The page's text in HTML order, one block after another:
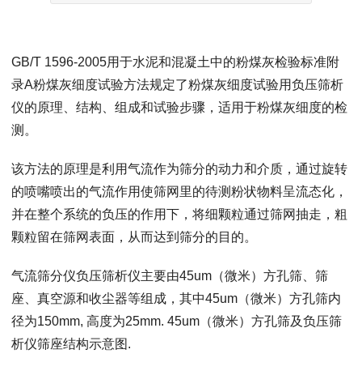
GB/T 1596-2005用于水泥和混凝土中的粉煤灰检验标准附
录A粉煤灰细度试验方法规定了粉煤灰细度试验用负压筛析
仪的原理、结构、组成和试验步骤，适用于粉煤灰细度的检
测。
该方法的原理是利用气流作为筛分的动力和介质，通过旋转
的喷嘴喷出的气流作用使筛网里的待测粉状物料呈流态化，
并在整个系统的负压的作用下，将细颗粒通过筛网抽走，粗
颗粒留在筛网表面，从而达到筛分的目的。
气流筛分仪负压筛析仪主要由45um（微米）方孔筛、筛
座、真空源和收尘器等组成，其中45um（微米）方孔筛内
径为150mm, 高度为25mm. 45um（微米）方孔筛及负压筛
析仪筛座结构示意图.